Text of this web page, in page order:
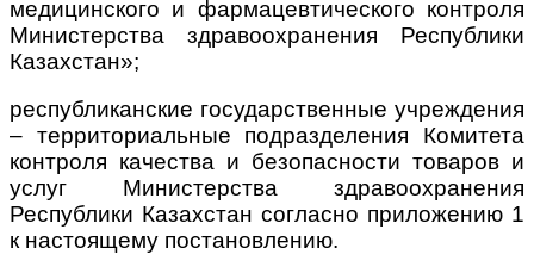
медицинского и фармацевтического контроля
Министерства здравоохранения Республики
Казахстан»;
республиканские государственные учреждения
– территориальные подразделения Комитета
контроля качества и безопасности товаров и
услуг Министерства здравоохранения
Республики Казахстан согласно приложению 1
к настоящему постановлению.